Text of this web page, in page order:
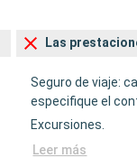
Las
Seguro de viaje:
especifique el
Excursiones.
Leer más